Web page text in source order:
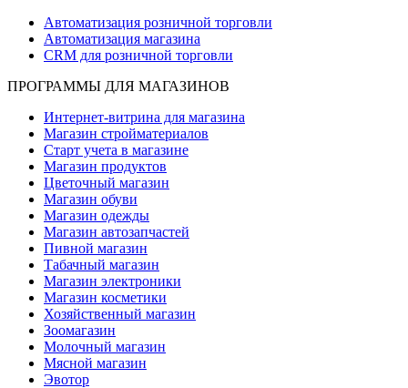
Автоматизация розничной торговли
Автоматизация магазина
CRM для розничной торговли
ПРОГРАММЫ ДЛЯ МАГАЗИНОВ
Интернет-витрина для магазина
Магазин стройматериалов
Старт учета в магазине
Магазин продуктов
Цветочный магазин
Магазин обуви
Магазин одежды
Магазин автозапчастей
Пивной магазин
Табачный магазин
Магазин электроники
Магазин косметики
Хозяйственный магазин
Зоомагазин
Молочный магазин
Мясной магазин
Эвотор